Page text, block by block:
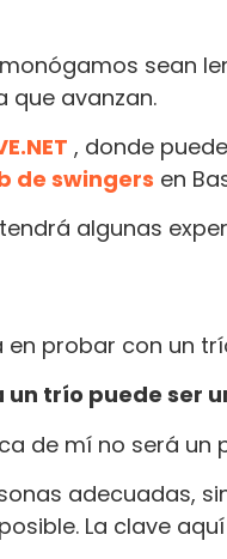
sean
que avanzan.
, donde
de swingers en
algunas
probar con un
un trío puede ser
de mí no será un
adecuadas,
La clave